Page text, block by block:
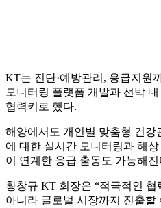
KT는 진단·예방관리, 응급지원
모니터링 플랫폼 개발과 선박
협력키로 했다.
해양에서도 개인별 맞춤형 건강
에 대한 실시간 모니터링과 해
이 연계한 응급 출동도 가능해진
황창규 KT 회장은 “적극적인 협
아니라 글로벌 시장까지 진출